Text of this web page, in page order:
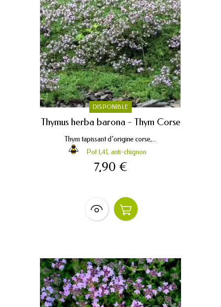
DISPONIBLE
Thymus herba barona - Thym Corse
Thym tapissant d’origine corse,...
Pot 1,4L anti-chignon
7,90 €